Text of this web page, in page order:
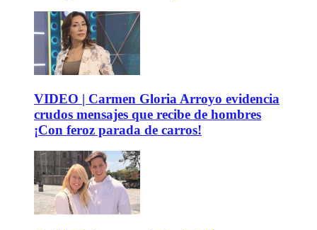
VIDEO | Carmen Gloria Arroyo evidencia
crudos mensajes que recibe de hombres
¡Con feroz parada de carros!